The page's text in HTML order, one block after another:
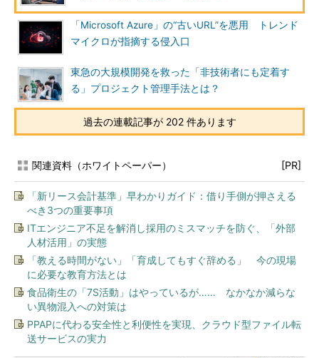
「Microsoft Azure」の“古いURL”を悪用 トレンド
マイクロが指摘する侵入口
東急の大規模開発を救った「非技術者にも定着す
る」プロジェクト管理手法とは？
過去の連載記事が 202 件あります
関連資料（ホワイトペーパー） [PR]
「新リース会計基準」早わかりガイド：借り手側が押さえる
べき3つの重要事項
ITエンジニア不足を解消し採用のミスマッチを防ぐ、「外部
人材活用」の実態
「教える時間がない」「育成してもすぐ辞める」 今の現場
に必要な教育方法とは
食品衛生の「7S活動」はやっているが…… なかなか減らな
い異物混入への対策は
PPAPに代わる安全性と利便性を実現、クラウド型ファイル転
送サービスの実力